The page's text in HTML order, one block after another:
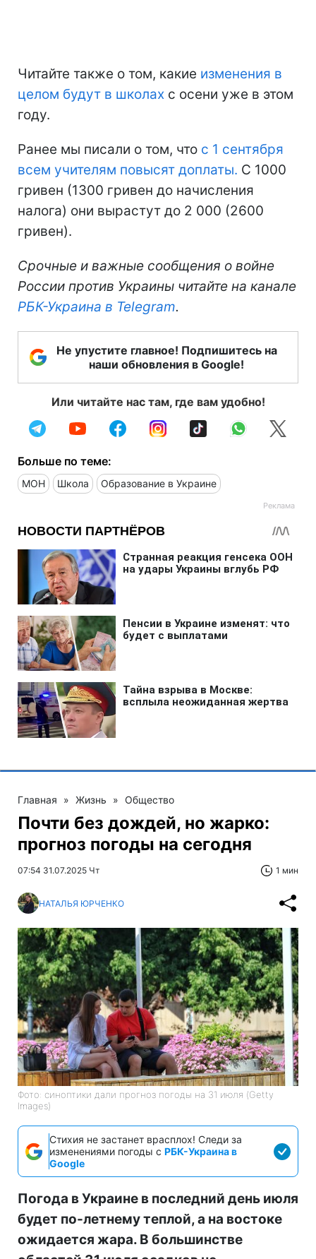
Читайте также о том, какие изменения в
целом будут в школах с осени уже в этом
году.
Ранее мы писали о том, что с 1 сентября
всем учителям повысят доплаты. С 1000
гривен (1300 гривен до начисления
налога) они вырастут до 2 000 (2600
гривен).
Срочные и важные сообщения о войне
России против Украины читайте на канале
РБК-Украина в Telegram.
Не упустите главное! Подпишитесь на
наши обновления в Google!
Или читайте нас там, где вам удобно!
Больше по теме:
МОН Школа Образование в Украине
Главная » Жизнь » Общество
Почти без дождей, но жарко:
прогноз погоды на сегодня
07:54 31.07.2025 Чт 1 мин
НАТАЛЬЯ ЮРЧЕНКО
Фото: синоптики дали прогноз погоды на 31 июля (Getty
Images)
Стихия не застанет врасплох! Следи за
изменениями погоды с РБК-Украина в
Google
Погода в Украине в последний день июля
будет по-летнему теплой, а на востоке
ожидается жара. В большинстве